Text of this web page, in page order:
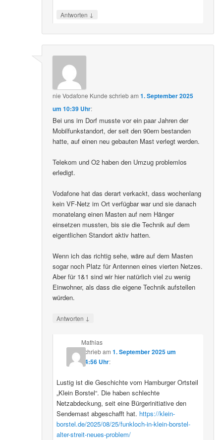
Antworten ↓
nie Vodafone Kunde schriebam1. September 2025
um 10:39 Uhr:
Bei uns im Dorf musste vor ein paar Jahren der
Mobilfunkstandort, der seit den 90ern bestanden
hatte, auf einen neu gebauten Mast verlegt werden.
Telekom und O2 haben den Umzug problemlos
erledigt.
Vodafone hat das derart verkackt, dass wochenlang
kein VF-Netz im Ort verfügbar war und sie danach
monatelang einen Masten auf nem Hänger
einsetzen mussten, bis sie die Technik auf dem
eigentlichen Standort aktiv hatten.
Wenn ich das richtig sehe, wäre auf dem Masten
sogar noch Platz für Antennen eines vierten Netzes.
Aber für 1&1 sind wir hier natürlich viel zu wenig
Einwohner, als dass die eigene Technik aufstellen
würden.
Antworten ↓
Mathias
schriebam 1. September 2025 um
14:56 Uhr:
Lustig ist die Geschichte vom Hamburger Ortsteil
„Klein Borstel“. Die haben schlechte
Netzabdeckung, seit eine Bürgerinitiative den
Sendemast abgeschafft hat. https://klein-
borstel.de/2025/08/25/funkloch-in-klein-borstel-
alter-streit-neues-problem/